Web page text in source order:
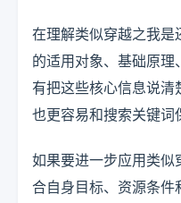
在理解类似穿越之我是
的适用对象、基础原理
有把这些核心信息说清
也更容易和搜索关键词
如果要进一步应用类似
合自身目标、资源条件